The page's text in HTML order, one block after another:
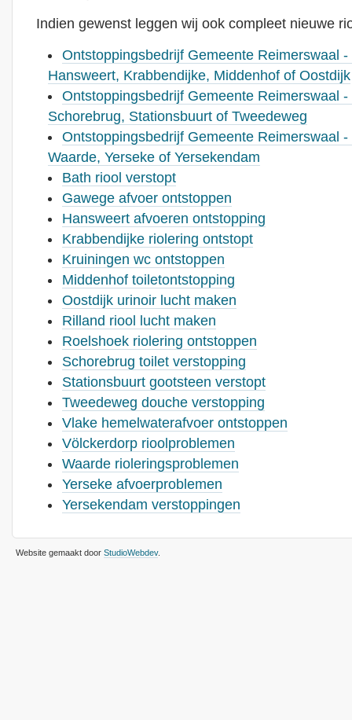
Indien gewenst leggen wij ook compleet nieuwe
Ontstoppingsbedrijf Gemeente Reimerswaal
Hansweert, Krabbendijke, Middenhof of Oostdijk
Ontstoppingsbedrijf Gemeente Reimerswaal
Schorebrug, Stationsbuurt of Tweedeweg
Ontstoppingsbedrijf Gemeente Reimerswaal
Waarde, Yerseke of Yersekendam
Bath riool verstopt
Gawege afvoer ontstoppen
Hansweert afvoeren ontstopping
Krabbendijke riolering ontstopt
Kruiningen wc ontstoppen
Middenhof toiletontstopping
Oostdijk urinoir lucht maken
Rilland riool lucht maken
Roelshoek riolering ontstoppen
Schorebrug toilet verstopping
Stationsbuurt gootsteen verstopt
Tweedeweg douche verstopping
Vlake hemelwaterafvoer ontstoppen
Völckerdorp rioolproblemen
Waarde rioleringsproblemen
Yerseke afvoerproblemen
Yersekendam verstoppingen
Website gemaakt door StudioWebdev.